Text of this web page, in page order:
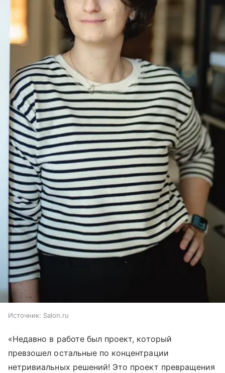
Источник: Salon.ru
«Недавно в работе был проект, который
превзошел остальные по концентрации
нетривиальных решений! Это проект превращения